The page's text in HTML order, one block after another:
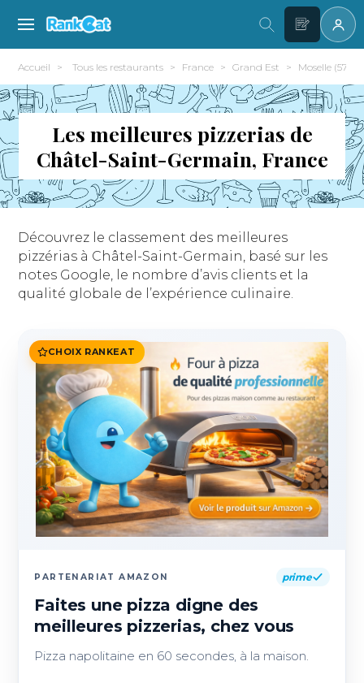
Accueil Tous les restaurants France Grand Est Moselle (57)
Les meilleures pizzerias de
Châtel-Saint-Germain, France
Découvrez le classement des meilleures
pizzérias à Châtel-Saint-Germain, basé sur les
notes Google, le nombre d’avis clients et la
qualité globale de l’expérience culinaire.
CHOIX RANKEAT
PARTENARIAT AMAZON prime
Faites une pizza digne des
meilleures pizzerias, chez vous
Pizza napolitaine en 60 secondes, à la maison.